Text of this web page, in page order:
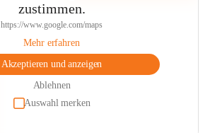
zustimmen.
https://www.google.com/maps
Mehr erfahren
Akzeptieren und anzeigen
Ablehnen
Auswahl merken